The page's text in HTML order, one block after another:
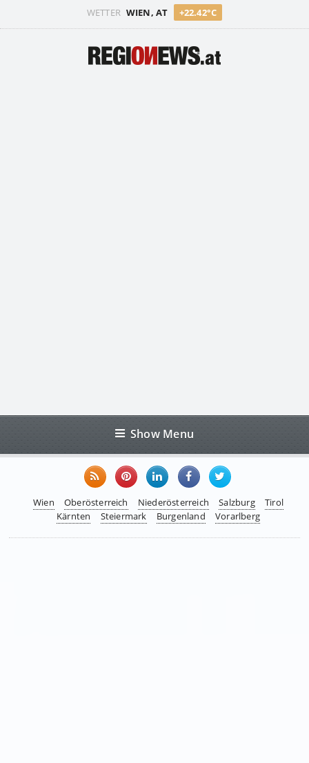
WETTER WIEN, AT +22.42°C
Show Menu
Wien Oberösterreich Niederösterreich Salzburg
Tirol
Kärnten
Steiermark Burgenland Vorarlberg